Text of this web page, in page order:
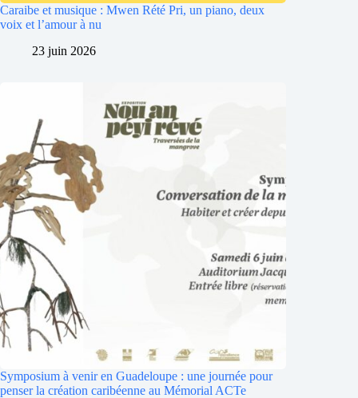
Caraibe et musique : Mwen Rété Pri, un piano, deux
voix et l’amour à nu
23 juin 2026
Symposium à venir en Guadeloupe : une journée pour
penser la création caribéenne au Mémorial ACTe